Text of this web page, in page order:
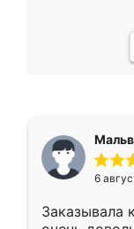
6
Заказывала